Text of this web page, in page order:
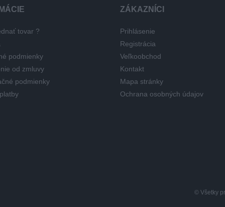
tovar ?
podmienky
od zmluvy
podmienky
ZÁKAZNÍCI
Prihlásenie
Registrácia
Veľkoobchod
Kontakt
Mapa stránky
Ochrana osobných údajov
© Všetky